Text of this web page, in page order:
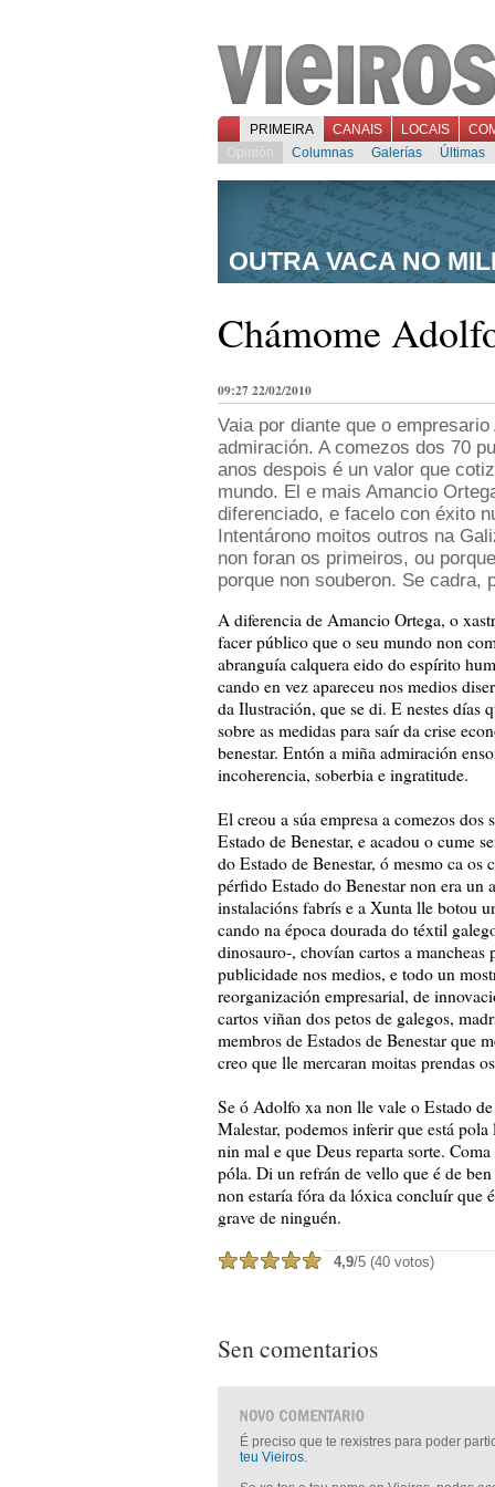
PRIMEIRA CANAIS LOCAIS
Opinión
Columnas Galerías Últimas
OUTRA VACA NO
Chámome
09:27 22/02/2010
Vaia por diante que o
admiración. A comezos dos 70
anos despois é un valor que
mundo. El e mais Amancio
diferenciado, e facelo con éxito
Intentárono moitos outros na
non foran os primeiros, ou
porque non souberon. Se cadra,
A diferencia de Amancio Ortega, o
facer público que o seu mundo non
abranguía calquera eido do espírito
cando en vez apareceu nos medios
da Ilustración, que se di. E nestes días
sobre as medidas para saír da crise
benestar. Entón a miña admiración
incoherencia, soberbia e ingratitude.
El creou a súa empresa a comezos
Estado de Benestar, e acadou o cume
do Estado de Benestar, ó mesmo ca os
pérfido Estado do Benestar non era un
instalacións fabrís e a Xunta lle botou
cando na época dourada do téxtil
dinosauro-, chovían cartos a mancheas
publicidade nos medios, e todo un
reorganización empresarial, de
cartos viñan dos petos de galegos,
membros de Estados de Benestar que
creo que lle mercaran moitas prendas
Se ó Adolfo xa non lle vale o Estado
Malestar, podemos inferir que está
nin mal e que Deus reparta sorte.
póla. Di un refrán de vello que é de
non estaría fóra da lóxica concluír que
grave de ninguén.
4,9/5 (40 votos)
Sen comentarios
É preciso que te rexistres para poder
teu Vieiros.